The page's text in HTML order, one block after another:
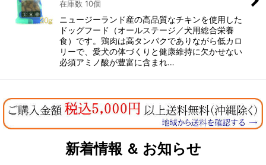
在庫数 10個
ニュージーランド産の高品質なチキンを使用した
ドッグフード（オールステージ／犬用総合栄養
食）です。鶏肉は高タンパクでありながら低カロ
リーで、愛犬の体づくりと健康維持に欠かせない
必須アミノ酸が豊富に含まれ…
新着情報 ＆ お知らせ